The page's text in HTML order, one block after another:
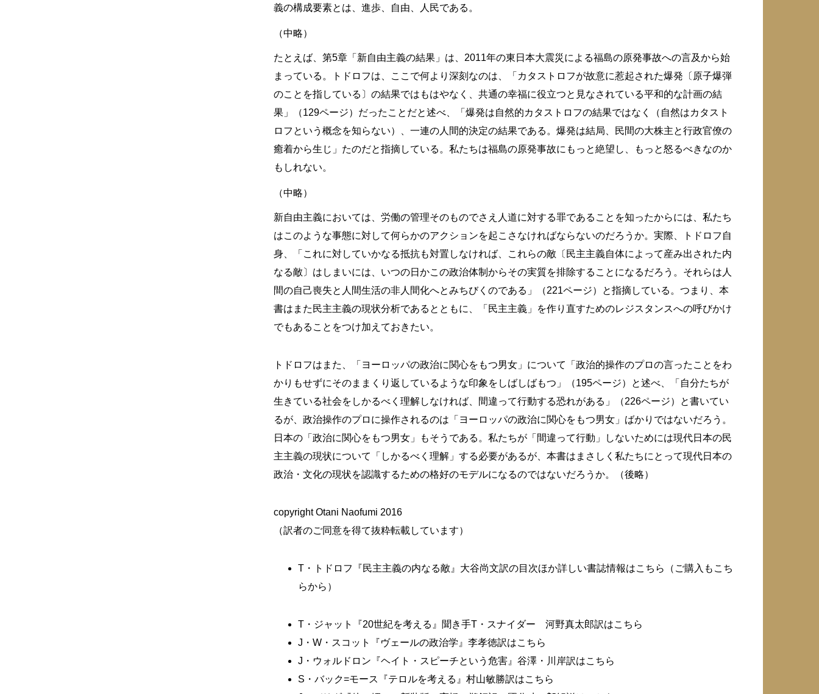
義の構成要素とは、進歩、自由、人民である。
（中略）
たとえば、第5章「新自由主義の結果」は、2011年の東日本大震災による福島の原発事故への言及から始
まっている。トドロフは、ここで何より深刻なのは、「カタストロフが故意に惹起された爆発〔原子爆弾
のことを指している〕の結果ではもはやなく、共通の幸福に役立つと見なされている平和的な計画の結
果」（129ページ）だったことだと述べ、「爆発は自然的カタストロフの結果ではなく（自然はカタスト
ロフという概念を知らない）、一連の人間的決定の結果である。爆発は結局、民間の大株主と行政官僚の
癒着から生じ」たのだと指摘している。私たちは福島の原発事故にもっと絶望し、もっと怒るべきなのか
もしれない。
（中略）
新自由主義においては、労働の管理そのものでさえ人道に対する罪であることを知ったからには、私たち
はこのような事態に対して何らかのアクションを起こさなければならないのだろうか。実際、トドロフ自
身、「これに対していかなる抵抗も対置しなければ、これらの敵〔民主主義自体によって産み出された内
なる敵〕はしまいには、いつの日かこの政治体制からその実質を排除することになるだろう。それらは人
間の自己喪失と人間生活の非人間化へとみちびくのである」（221ページ）と指摘している。つまり、本
書はまた民主主義の現状分析であるとともに、「民主主義」を作り直すためのレジスタンスへの呼びかけ
でもあることをつけ加えておきたい。
トドロフはまた、「ヨーロッパの政治に関心をもつ男女」について「政治的操作のプロの言ったことをわ
かりもせずにそのままくり返しているような印象をしばしばもつ」（195ページ）と述べ、「自分たちが
生きている社会をしかるべく理解しなければ、間違って行動する恐れがある」（226ページ）と書いてい
るが、政治操作のプロに操作されるのは「ヨーロッパの政治に関心をもつ男女」ばかりではないだろう。
日本の「政治に関心をもつ男女」もそうである。私たちが「間違って行動」しないためには現代日本の民
主主義の現状について「しかるべく理解」する必要があるが、本書はまさしく私たちにとって現代日本の
政治・文化の現状を認識するための格好のモデルになるのではないだろうか。（後略）
copyright Otani Naofumi 2016
（訳者のご同意を得て抜粋転載しています）
T・トドロフ『民主主義の内なる敵』大谷尚文訳の目次ほか詳しい書誌情報はこちら（ご購入もこち
らから）
T・ジャット『20世紀を考える』聞き手T・スナイダー 河野真太郎訳はこちら
J・W・スコット『ヴェールの政治学』李孝徳訳はこちら
J・ウォルドロン『ヘイト・スピーチという危害』谷澤・川岸訳はこちら
S・バック=モース『テロルを考える』村山敏勝訳はこちら